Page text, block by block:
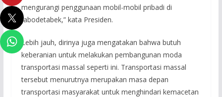
mengurangi penggunaan mobil-mobil pribadi di
Jabodetabek,” kata Presiden.
Lebih jauh, dirinya juga mengatakan bahwa butuh
keberanian untuk melakukan pembangunan moda
transportasi massal seperti ini. Transportasi massal
tersebut menurutnya merupakan masa depan
transportasi masyarakat untuk menghindari kemacetan